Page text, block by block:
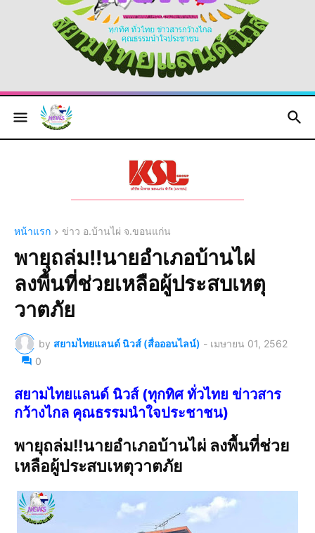
หน้าแรก ข่าว อ.บ้านไผ่ จ.ขอนแก่น
พายุถล่ม!!นายอำเภอบ้านไผ่
ลงพื้นที่ช่วยเหลือผู้ประสบเหตุ
วาตภัย
by สยามไทยแลนด์ นิวส์ (สื่อออนไลน์) - เมษายน 01, 2562
0
สยามไทยแลนด์ นิวส์ (ทุกทิศ ทั่วไทย ข่าวสาร
กว้างไกล คุณธรรมนำใจประชาชน)
พายุถล่ม!!นายอำเภอบ้านไผ่ ลงพื้นที่ช่วย
เหลือผู้ประสบเหตุวาตภัย